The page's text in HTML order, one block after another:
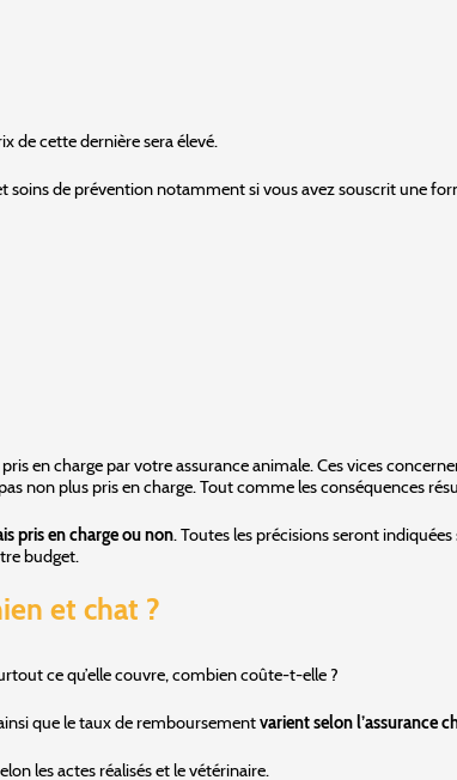
de cette dernière sera élevé.
soins de prévention notamment si vous avez souscrit une
en charge par votre assurance animale. Ces vices
non plus pris en charge. Tout comme les conséquences
pris en charge ou non. Toutes les précisions seront
budget.
et chat ?
ce qu’elle couvre, combien coûte-t-elle ?
que le taux de remboursementvarient selon l’assurance
les actes réalisés et le vétérinaire.